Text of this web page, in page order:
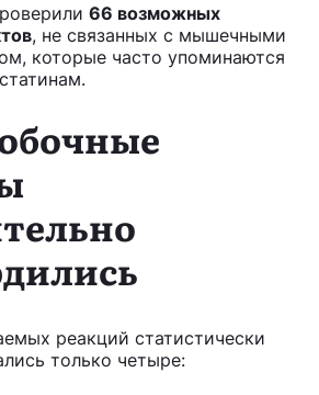
66 возможных
, не связанных с мышечными
которые часто упоминаются
реакций статистически
только четыре: